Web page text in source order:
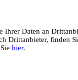
Daten an
Drittanbieter, finden
hier.